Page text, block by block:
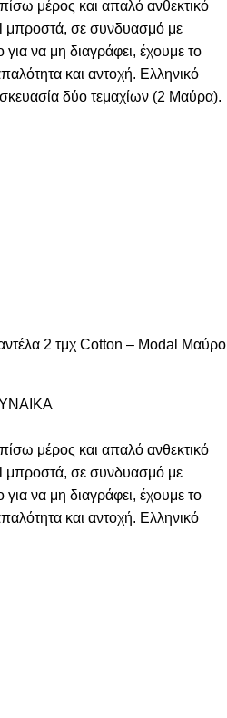
μέρος και απαλό ανθεκτικό
μπροστά, σε συνδυασμό με
να μη διαγράφει, έχουμε το
και αντοχή. Ελληνικό
δύο τεμαχίων (2 Μαύρα).
2 τμχ Cotton – Modal Μαύρο
μέρος και απαλό ανθεκτικό
μπροστά, σε συνδυασμό με
να μη διαγράφει, έχουμε το
και αντοχή. Ελληνικό